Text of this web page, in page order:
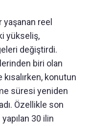
yaşanan reel
yükseliş,
değiştirdi.
biri olan
konutun
süresi yeniden
Özellikle son
30 ilin